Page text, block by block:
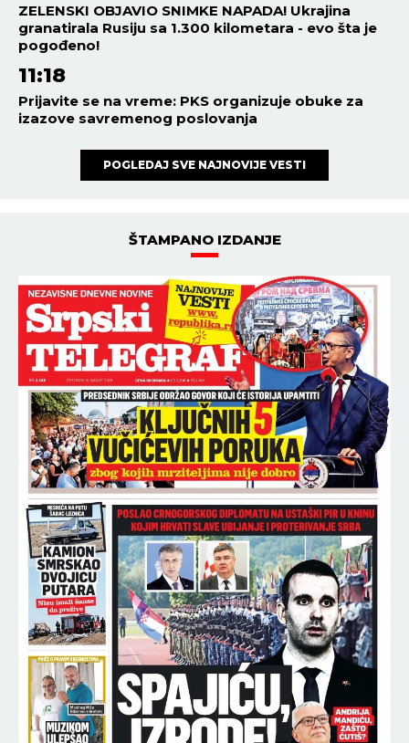
ZELENSKI OBJAVIO SNIMKE NAPADA! Ukrajina
granatirala Rusiju sa 1.300 kilometara - evo šta je
pogođeno!
11:18
Prijavite se na vreme: PKS organizuje obuke za
izazove savremenog poslovanja
POGLEDAJ SVE NAJNOVIJE VESTI
ŠTAMPANO IZDANJE